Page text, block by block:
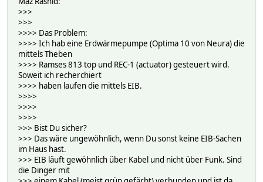
>>>
>>>
>>>> Das Problem:
>>>> Ich hab eine Erdwärmepumpe (Optima 10 von Neura) die
mittels Theben
>>>> Ramses 813 top und REC-1 (actuator) gesteuert wird.
Soweit ich recherchiert
>>>> haben laufen die mittels EIB.
>>>>
>>>>
>>>>
>>> Bist Du sicher?
>>> Das wäre ungewöhnlich, wenn Du sonst keine EIB-Sachen
im Haus hast.
>>> EIB läuft gewöhnlich über Kabel und nicht über Funk. Sind
die Dinger mit